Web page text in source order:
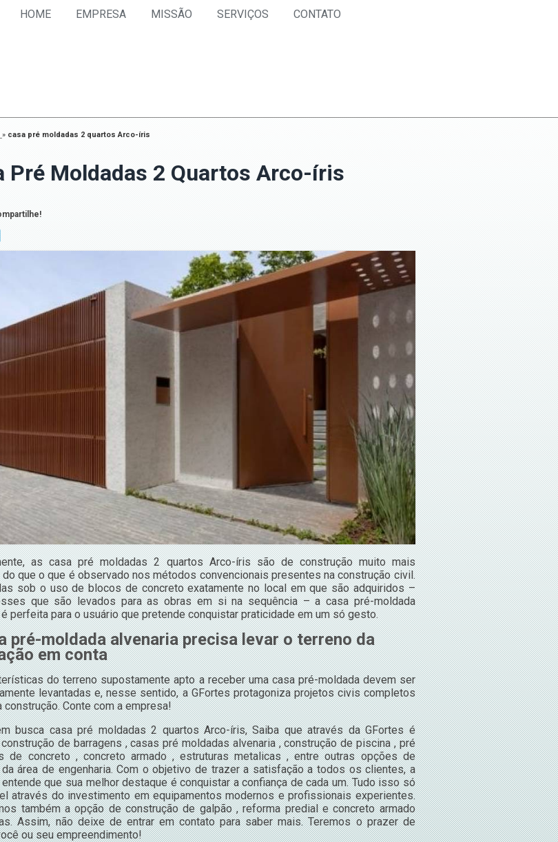
HOME EMPRESA MISSÃO SERVIÇOS CONTATO
» casa pré moldadas 2 quartos Arco-íris
Pré Moldadas 2 Quartos Arco-íris
as casa pré moldadas 2 quartos Arco-íris são de construção muito mais
que o que é observado nos métodos convencionais presentes na construção civil.
sob o uso de blocos de concreto exatamente no local em que são adquiridos –
que são levados para as obras em si na sequência – a casa pré-moldada
perfeita para o usuário que pretende conquistar praticidade em um só gesto.
pré-moldada alvenaria precisa levar o terreno da
em conta
do terreno supostamente apto a receber uma casa pré-moldada devem ser
levantadas e, nesse sentido, a GFortes protagoniza projetos civis completos
construção. Conte com a empresa!
busca casa pré moldadas 2 quartos Arco-íris, Saiba que através da GFortes é
de barragens , casas pré moldadas alvenaria , construção de piscina , pré
de concreto , concreto armado , estruturas metalicas , entre outras opções de
área de engenharia. Com o objetivo de trazer a satisfação a todos os clientes, a
que sua melhor destaque é conquistar a confiança de cada um. Tudo isso só
através do investimento em equipamentos modernos e profissionais experientes.
também a opção de construção de galpão , reforma predial e concreto armado
Assim, não deixe de entrar em contato para saber mais. Teremos o prazer de
ou seu empreendimento!